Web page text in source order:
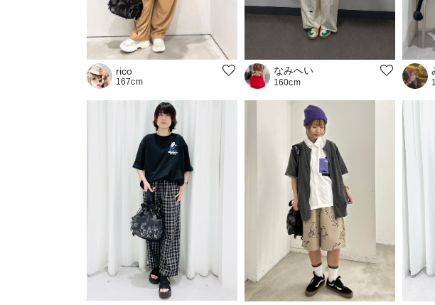
rico
167cm
なみへい
160cm